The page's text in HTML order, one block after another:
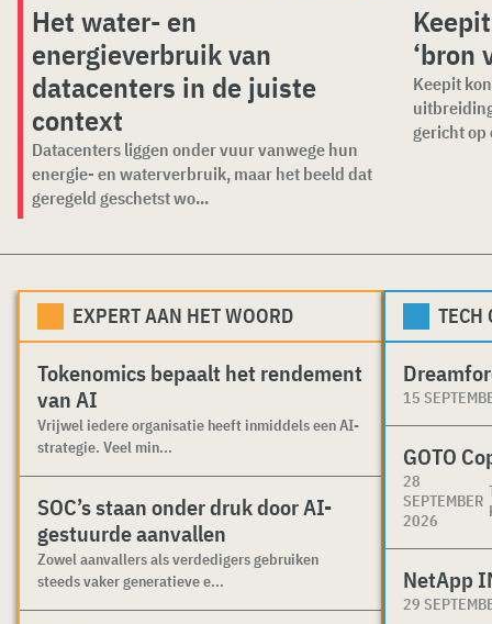
Het water- en
energieverbruik van
datacenters in de juiste
context
Datacenters liggen onder vuur vanwege hun
energie- en waterverbruik, maar het beeld dat
geregeld geschetst wo...
‘bron
Keepit
gericht op
EXPERT AAN HET WOORD
Tokenomics bepaalt het rendement
van AI
Vrijwel iedere organisatie heeft inmiddels een AI-
strategie. Veel min...
SOC’s staan onder druk door AI-
gestuurde aanvallen
Zowel aanvallers als verdedigers gebruiken
steeds vaker generatieve e...
TECH
15
GOTO
28
SEPTEMBER
2026
NetApp
29